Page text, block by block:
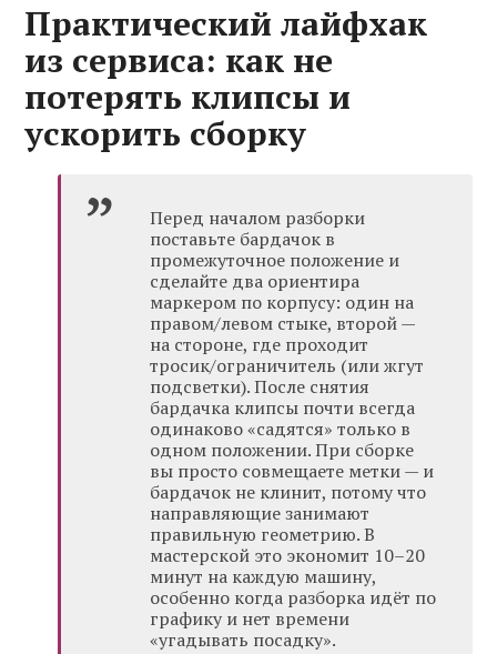
Практический лайфхак
из сервиса: как не
потерять клипсы и
ускорить сборку
Перед началом разборки
поставьте бардачок в
промежуточное положение и
сделайте два ориентира
маркером по корпусу: один на
правом/левом стыке, второй —
на стороне, где проходит
тросик/ограничитель (или жгут
подсветки). После снятия
бардачка клипсы почти всегда
одинаково «садятся» только в
одном положении. При сборке
вы просто совмещаете метки — и
бардачок не клинит, потому что
направляющие занимают
правильную геометрию. В
мастерской это экономит 10–20
минут на каждую машину,
особенно когда разборка идёт по
графику и нет времени
«угадывать посадку».